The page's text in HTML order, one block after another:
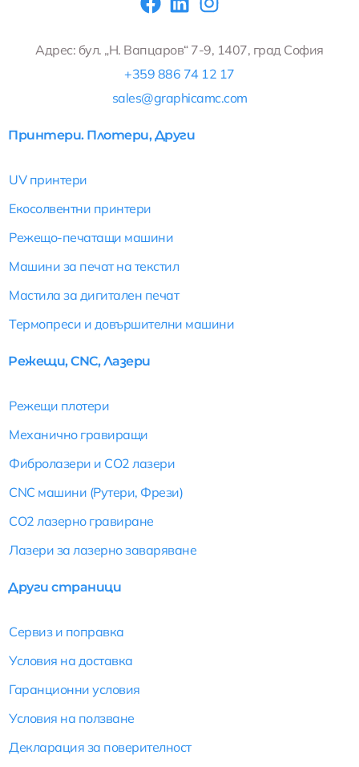
c
e
b
o
o
k
n
k
e
d
i
n
s
t
a
g
Адрес: бул. „Н. Вапцаров“ 7-9, 1407, град София
+359 886 74 12 17
sales@graphicamc.com
Принтери. Плотери, Други
UV принтери
Екосолвентни принтери
Режещо-печатащи машини
Машини за печат на текстил
Мастила за дигитален печат
Термопреси и довършителни машини
Режещи, CNC, Лазери
Режещи плотери
Механично гравиращи
Фибролазери и CO2 лазери
CNC машини (Рутери, Фрези)
CO2 лазерно гравиране
Лазери за лазерно заваряване
Други страници
Сервиз и поправка
Условия на доставка
Гаранционни условия
Условия на ползване
Декларация за поверителност